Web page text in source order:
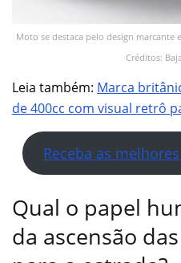
Moto se destaca pelo design
Créditos:
Leia também: Marca
de 400cc com visual retrô
Receba as
Qual o papel
da ascensão